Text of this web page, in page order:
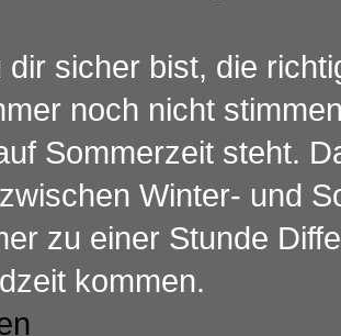
dir sicher bist, die
noch nicht
Sommerzeit steht.
Winter- und
zu einer Stunde
kommen.